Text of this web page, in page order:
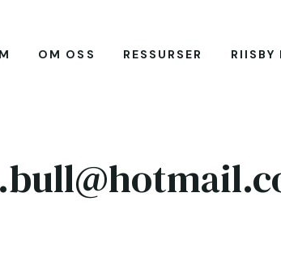
OM OSS RESSURSER RIISBY